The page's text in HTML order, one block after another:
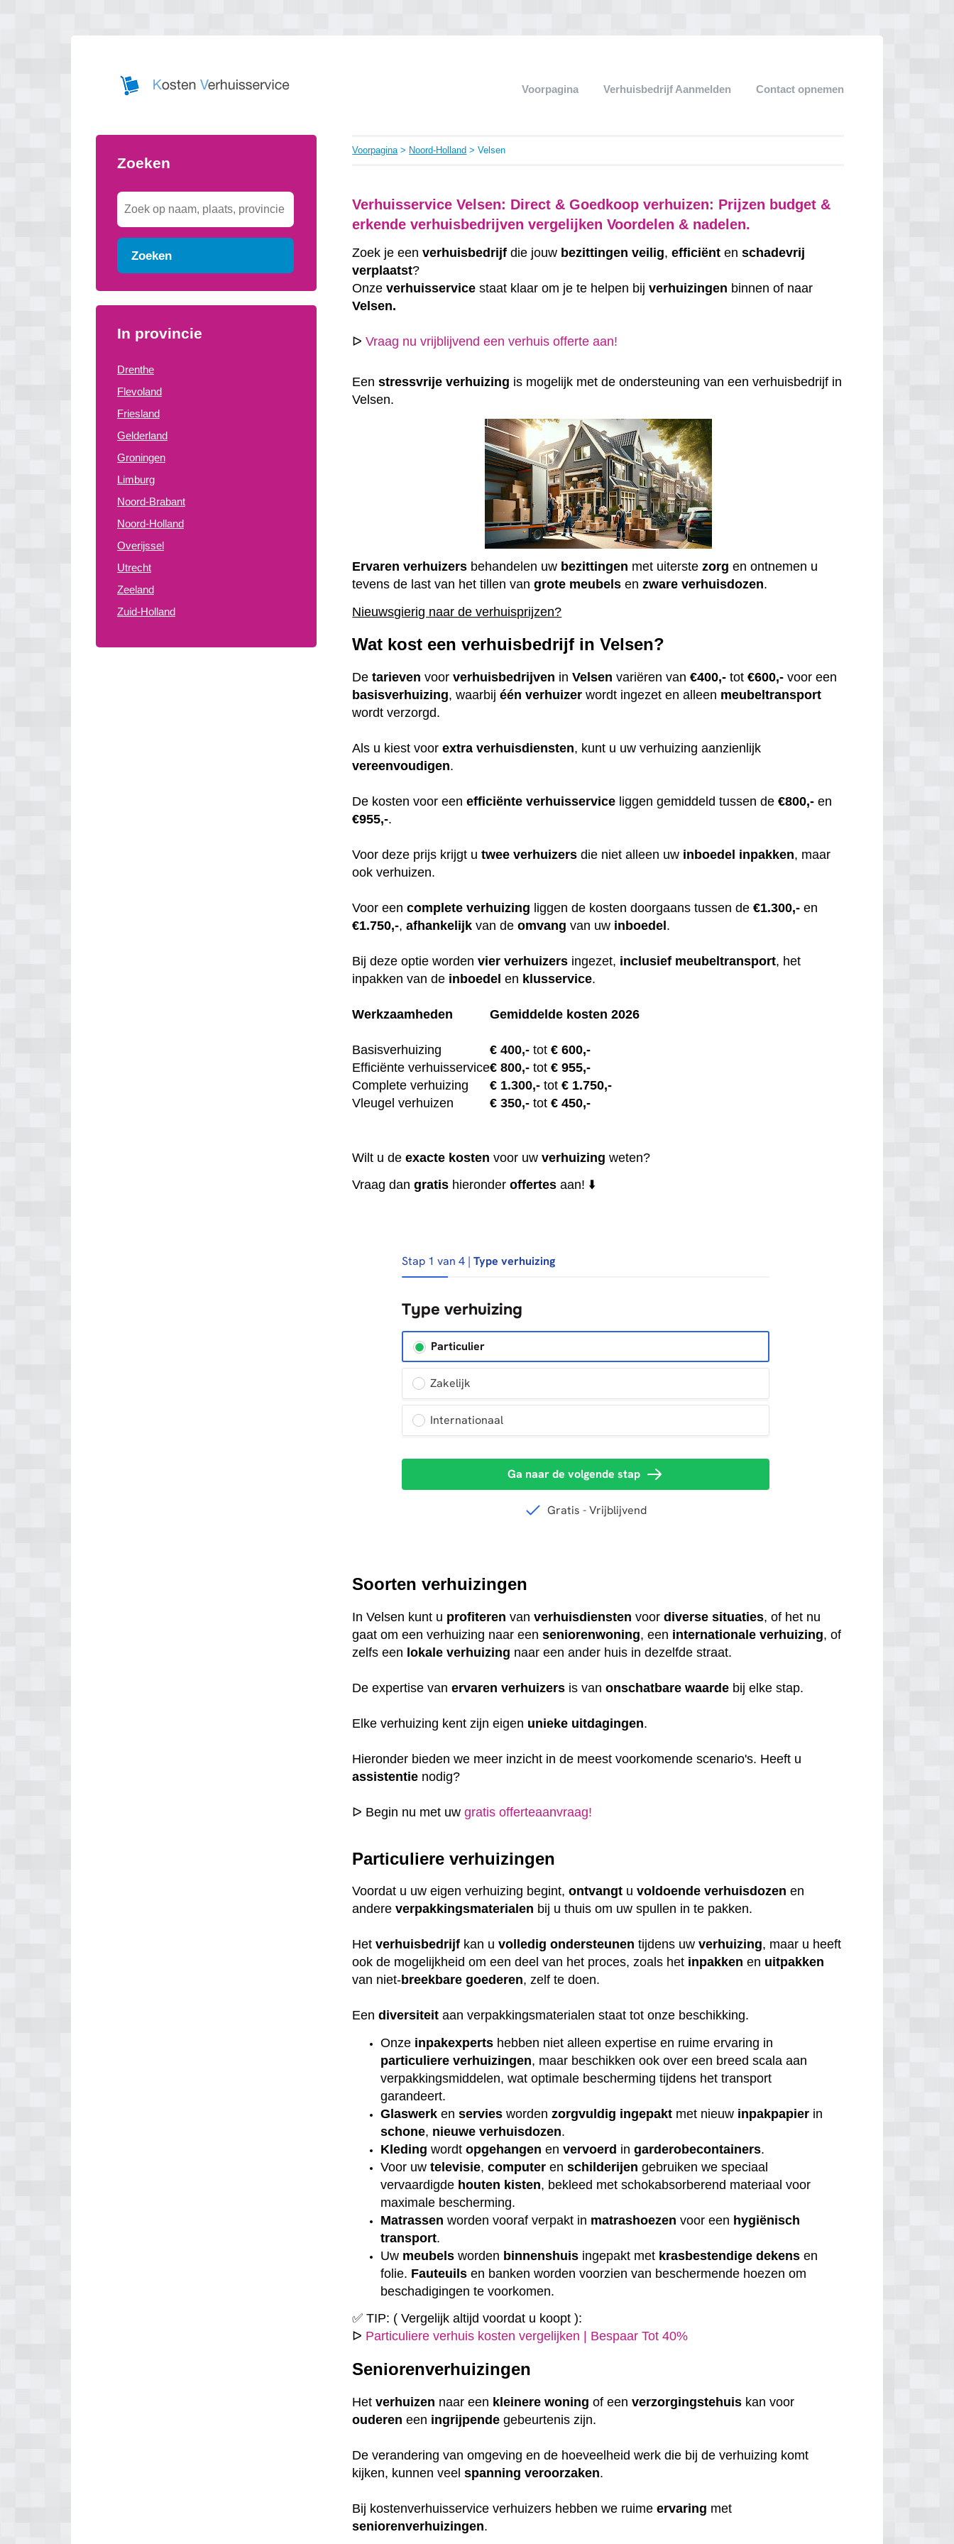
Voorpagina Verhuisbedrijf Aanmelden Contact opnemen
Zoeken
Zoeken
In provincie
Drenthe
Flevoland
Friesland
Gelderland
Groningen
Limburg
Noord-Brabant
Noord-Holland
Overijssel
Utrecht
Zeeland
Zuid-Holland
Voorpagina> Noord-Holland > Velsen
Verhuisservice Velsen: Direct & Goedkoop verhuizen: Prijzen budget &
erkende verhuisbedrijven vergelijken Voordelen & nadelen.
Zoek je eenverhuisbedrijf die jouw bezittingen veilig,efficiënt enschadevrij
verplaatst?
Onzeverhuisservice staat klaar om je te helpen bijverhuizingen binnen of naar
Velsen.
ᐅVraag nu vrijblijvend een verhuis offerte aan!
Eenstressvrije verhuizing is mogelijk met de ondersteuning van een verhuisbedrijf in
Velsen.
Ervaren verhuizers behandelen uw bezittingen met uiterstezorg en ontnemen u
tevens de last van het tillen vangrote meubels enzware verhuisdozen.
Nieuwsgierig naar de verhuisprijzen?
Wat kost een verhuisbedrijf in Velsen?
Detarieven voorverhuisbedrijven inVelsen variëren van€400,- tot€600,- voor een
basisverhuizing, waarbijéén verhuizer wordt ingezet en alleen meubeltransport
wordt verzorgd.
Als u kiest voorextra verhuisdiensten, kunt u uw verhuizing aanzienlijk
vereenvoudigen.
De kosten voor eenefficiënte verhuisservice liggen gemiddeld tussen de€800,- en
€955,-.
Voor deze prijs krijgt utwee verhuizers die niet alleen uw inboedel inpakken, maar
ook verhuizen.
Voor eencomplete verhuizing liggen de kosten doorgaans tussen de€1.300,- en
€1.750,-,afhankelijk van deomvang van uw inboedel .
Bij deze optie wordenvier verhuizers ingezet, inclusief meubeltransport, het
inpakken van de inboedel en klusservice.
Werkzaamheden Gemiddelde kosten 2026
Basisverhuizing €400,- tot € 600,-
Efficiënte verhuisservice€800,- tot€ 955,-
Complete verhuizing
€ 1.300,- tot€ 1.750,-
Vleugel verhuizen
€350,- tot€ 450,-
Wilt u deexacte kosten voor uwverhuizing weten?
Vraag dangratis hieronderoffertes aan! ⬇️
Soorten verhuizingen
In Velsen kunt u profiteren vanverhuisdiensten voordiverse situaties, of het nu
gaat om een verhuizing naar eenseniorenwoning, een internationale verhuizing, of
zelfs een lokale verhuizing naar een ander huis in dezelfde straat.
De expertise vanervaren verhuizers is vanonschatbare waarde bij elke stap.
Elke verhuizing kent zijn eigen unieke uitdagingen.
Hieronder bieden we meer inzicht in de meest voorkomende scenario's. Heeft u
assistentie nodig?
ᐅ Begin nu met uwgratis offerteaanvraag!
Particuliere verhuizingen
Voordat u uw eigen verhuizing begint,ontvangt uvoldoende verhuisdozen en
andereverpakkingsmaterialen bij u thuis om uw spullen in te pakken.
Hetverhuisbedrijf kan uvolledig ondersteunen tijdens uwverhuizing, maar u heeft
ook de mogelijkheid om een deel van het proces, zoals het inpakken en uitpakken
van niet-breekbare goederen, zelf te doen.
Eendiversiteit aan verpakkingsmaterialen staat tot onze beschikking.
Onze inpakexperts hebben niet alleen expertise en ruime ervaring in
particuliere verhuizingen, maar beschikken ook over een breed scala aan
verpakkingsmiddelen, wat optimale bescherming tijdens het transport
garandeert.
Glaswerk enservies wordenzorgvuldig ingepakt met nieuw inpakpapier in
schone, nieuwe verhuisdozen.
Kleding wordtopgehangen envervoerd ingarderobecontainers.
Voor uwtelevisie,computer enschilderijen gebruiken we speciaal
vervaardigde houten kisten, bekleed met schokabsorberend materiaal voor
maximale bescherming.
Matrassen worden vooraf verpakt in matrashoezen voor een hygiënisch
transport.
Uw meubels worden binnenshuis ingepakt met krasbestendige dekens en
folie. Fauteuils en banken worden voorzien van beschermende hoezen om
beschadigingen te voorkomen.
✅ TIP: ( Vergelijk altijd voordat u koopt ):
ᐅ Particuliere verhuis kosten vergelijken | Bespaar Tot 40%
Seniorenverhuizingen
Hetverhuizen naar een kleinere woning of eenverzorgingstehuis kan voor
ouderen een ingrijpende gebeurtenis zijn.
De verandering van omgeving en de hoeveelheid werk die bij de verhuizing komt
kijken, kunnen veelspanning veroorzaken.
Bij kostenverhuisservice verhuizers hebben we ruimeervaring met
seniorenverhuizingen.